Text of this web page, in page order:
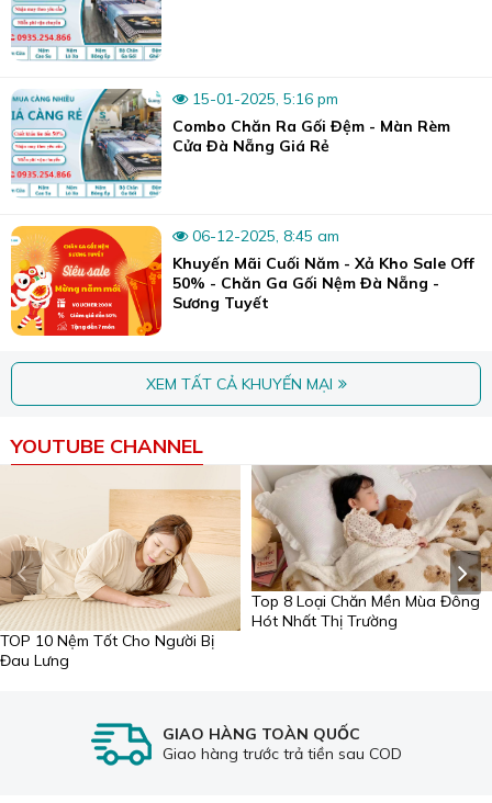
Tại Sương Tuyết có đầy đủ các mẫu chăn ga để lựa chọn.
Bên cạnh đó, nơi đây cũng chuyên may rèm, nệm ghế, các vật
dụng chăn ga gối.
Đặc biệt, đây là cửa hàng chuyên may đo trực tiếp theo
yêu cầu của khách hàng với máy may hiện đại, nhân lực
có kinh nghiệm, sẵn sàng đáp ứng các nhu cầu đặt hàng
từ các dòng chăn mền đại trà đến cao cấp.
hàng nhái.
Đảm bảo nguồn nguyên liệu tốt và thân thiện nhất với
15-01-2025, 5:16 pm
Combo Chăn Ra Gối Đệm - Màn Rèm
Cửa Đà Nẵng Giá Rẻ
06-12-2025, 8:45 am
Khuyến Mãi Cuối Năm - Xả Kho Sale Off
50% - Chăn Ga Gối Nệm Đà Nẵng -
Sương Tuyết
XEM TẤT CẢ KHUYẾN MẠI
YOUTUBE CHANNEL
TOP 10 Nệm Tốt Cho Người Bị
Đau Lưng
Top 8 Loại Chăn Mền Mùa Đông
Hót Nhất Thị Trường
GIAO HÀNG TOÀN QUỐC
Giao hàng trước trả tiền sau COD